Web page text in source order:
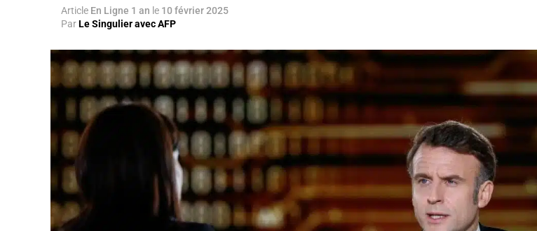
Article En Ligne 1 an le 10 février 2025
ParLe Singulier avec AFP